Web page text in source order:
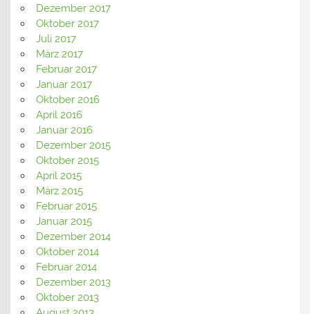
Dezember 2017
Oktober 2017
Juli 2017
März 2017
Februar 2017
Januar 2017
Oktober 2016
April 2016
Januar 2016
Dezember 2015
Oktober 2015
April 2015
März 2015
Februar 2015
Januar 2015
Dezember 2014
Oktober 2014
Februar 2014
Dezember 2013
Oktober 2013